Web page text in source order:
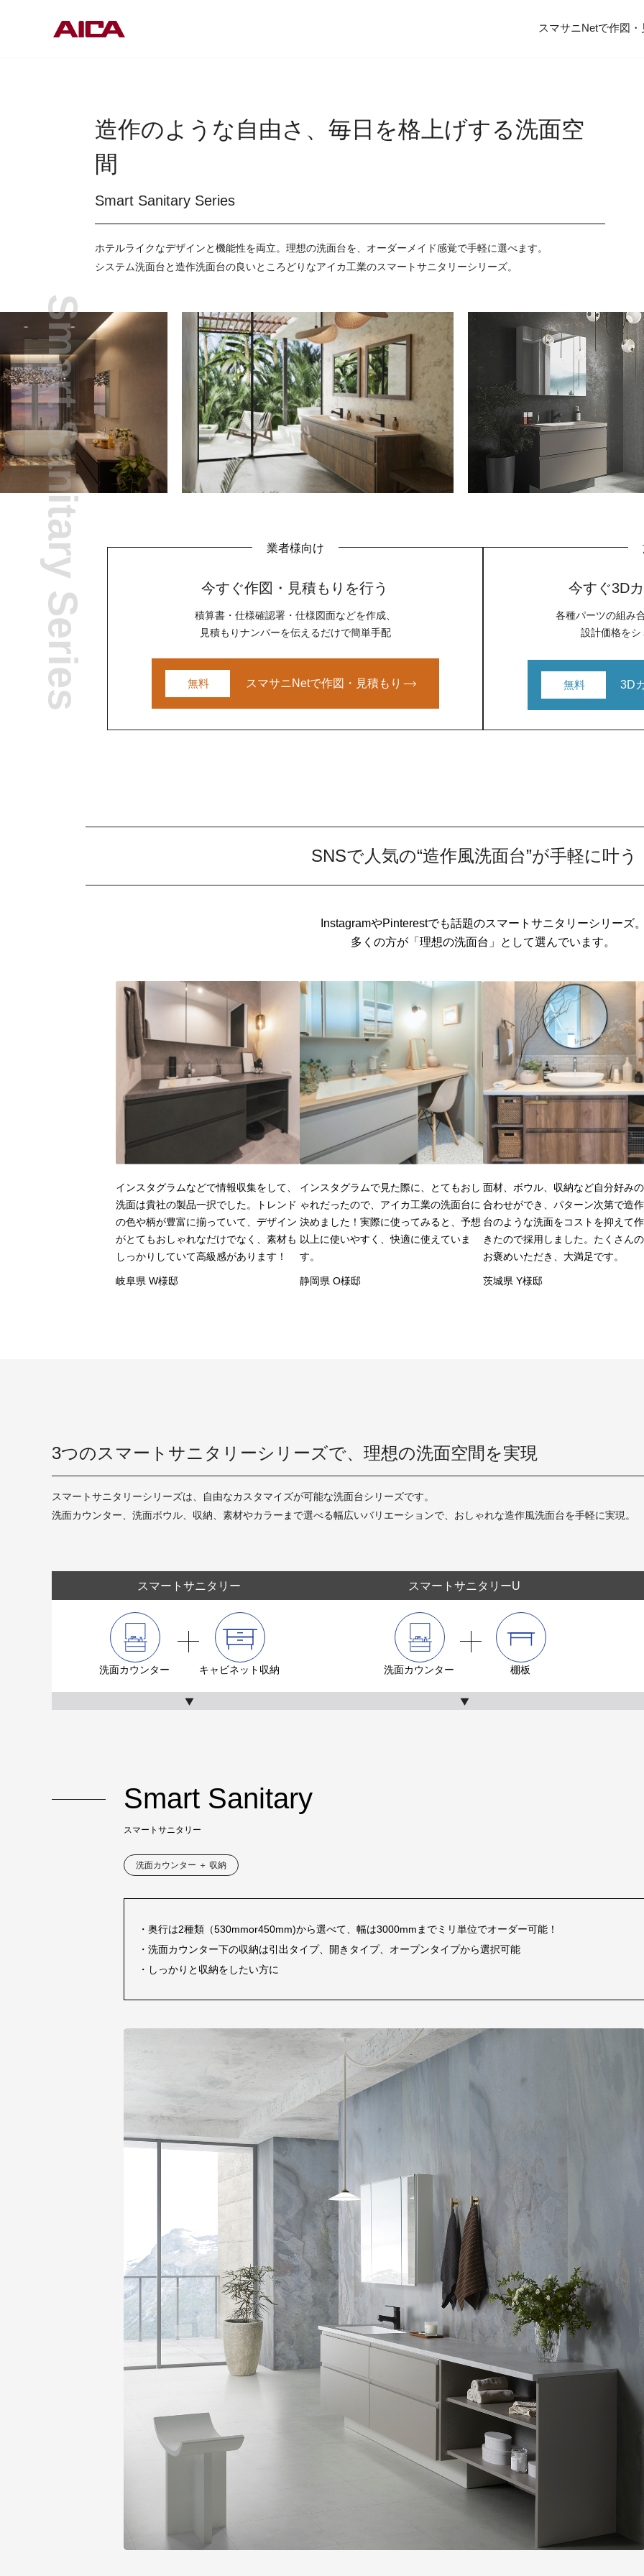
スマサニNetで作図・
造作のような自由さ、 毎日を格上げする洗面空
間
Smart Sanitary Series
ホテルライクなデザインと機能性を両立。理想の洗面台を、オーダーメイド感覚で手軽に選べます。
システム洗面台と造作洗面台の良いところどりなアイカ工業のスマートサニタリーシリーズ。
無料 スマサニNetで作図・見積もり
今すぐ作図・見積もりを行う
業者様向け
積算書・仕様確認署・仕様図面などを作成、
見積もりナンバーを伝えるだけで簡単手配
無料 3D
今すぐ3D
各種パーツの組み
設計価格をシ
Smart Sanitary Series
SNSで人気の“造作風洗面台”が手軽に叶う
InstagramやPinterestでも話題のスマートサニタリーシリーズ。
多くの方が「理想の洗面台」として選んでいます。
インスタグラムなどで情報収集をして、
洗面は貴社の製品一択でした。トレンド
の色や柄が豊富に揃っていて、デザイン
がとてもおしゃれなだけでなく、素材も
しっかりしていて高級感があります！
岐阜県 W様邸
インスタグラムで見た際に、とてもおし
ゃれだったので、アイカ工業の洗面台に
決めました！実際に使ってみると、予想
以上に使いやすく、快適に使えていま
す。
静岡県 O様邸
面材、ボウル、収納など自分好み
合わせができ、パターン次第で造
台のような洗面をコストを抑えて
きたので採用しました。たくさん
お褒めいただき、大満足です。
茨城県 Y様邸
3つのスマートサニタリーシリーズで、理想の洗面空間を実現
スマートサニタリーシリーズは、自由なカスタマイズが可能な洗面台シリーズです。
洗面カウンター、洗面ボウル、収納、素材やカラーまで選べる幅広いバリエーションで、おしゃれな造作風洗面台を手軽に実現。
スマートサニタリー
洗面カウンター キャビネット収納
スマートサニタリーU
洗面カウンター 棚板
Smart Sanitary
スマートサニタリー
洗面カウンター ＋ 収納
・奥行は2種類（530mmor450mm)から選べて、幅は3000mmまでミリ単位でオーダー可能！
・洗面カウンター下の収納は引出タイプ、開きタイプ、オープンタイプから選択可能
・しっかりと収納をしたい方に